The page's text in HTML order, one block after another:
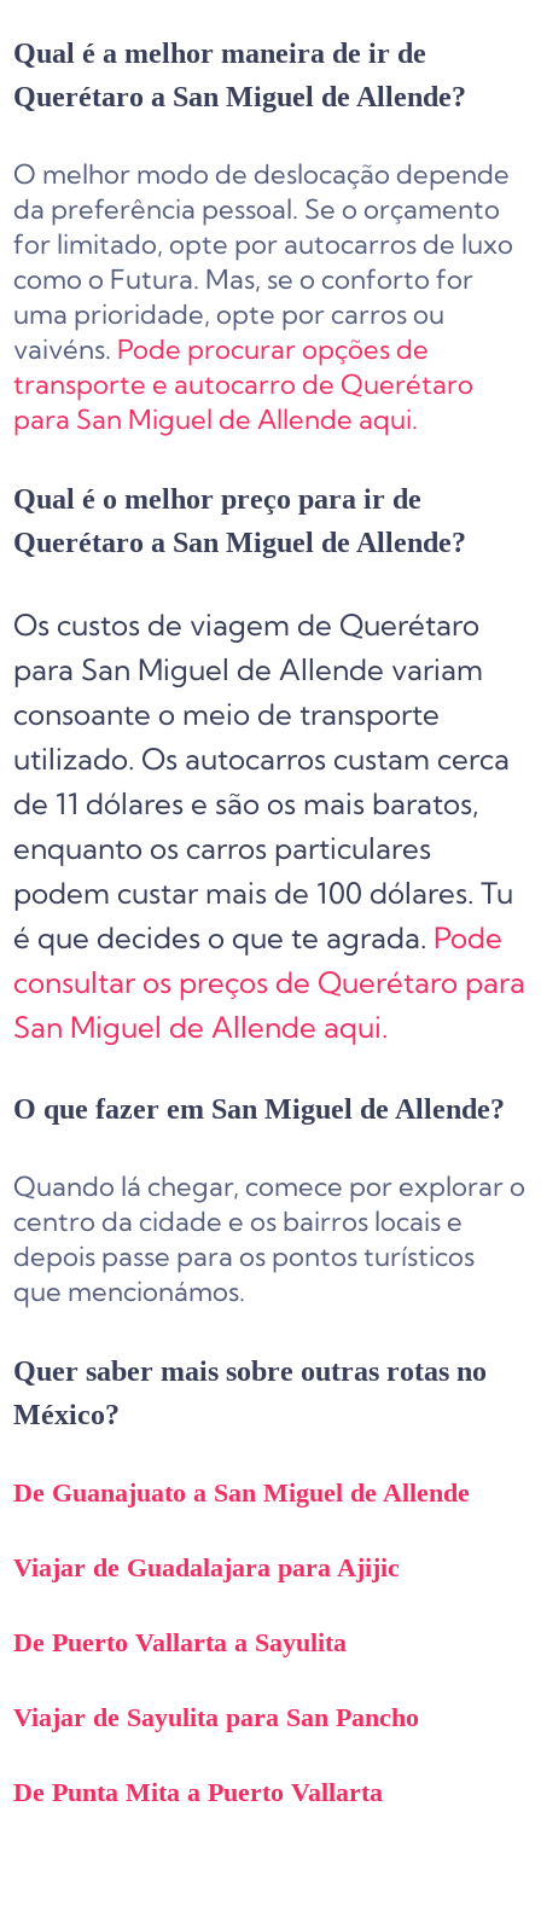
Qual é a melhor maneira de ir de
Querétaro a San Miguel de Allende?
O melhor modo de deslocação depende
da preferência pessoal. Se o orçamento
for limitado, opte por autocarros de luxo
como o Futura. Mas, se o conforto for
uma prioridade, opte por carros ou
vaivéns. Pode procurar opções de
transporte e autocarro de Querétaro
para San Miguel de Allende aqui.
Qual é o melhor preço para ir de
Querétaro a San Miguel de Allende?
Os custos de viagem de Querétaro
para San Miguel de Allende variam
consoante o meio de transporte
utilizado. Os autocarros custam cerca
de 11 dólares e são os mais baratos,
enquanto os carros particulares
podem custar mais de 100 dólares. Tu
é que decides o que te agrada. Pode
consultar os preços de Querétaro para
San Miguel de Allende aqui.
O que fazer em San Miguel de Allende?
Quando lá chegar, comece por explorar o
centro da cidade e os bairros locais e
depois passe para os pontos turísticos
que mencionámos.
Quer saber mais sobre outras rotas no
México?
De Guanajuato a San Miguel de Allende
Viajar de Guadalajara para Ajijic
De Puerto Vallarta a Sayulita
Viajar de Sayulita para San Pancho
De Punta Mita a Puerto Vallarta